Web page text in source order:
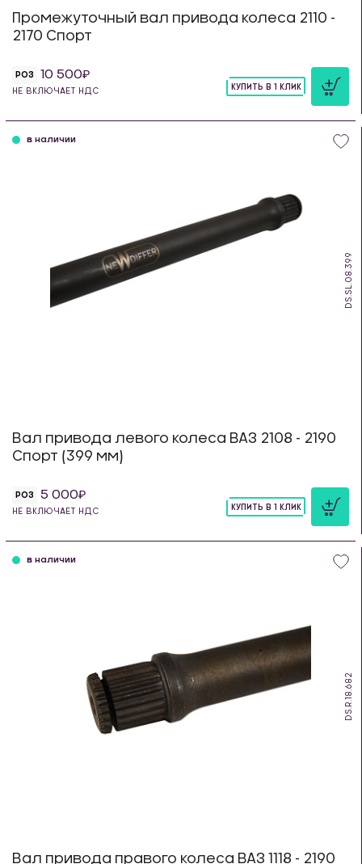
Промежуточный вал привода колеса 2110 -
2170 Спорт
РОЗ 10 500
НЕ ВКЛЮЧАЕТ НДС
КУПИТЬ В 1 КЛИК
DS.SL.08.399
в наличии
Вал привода левого колеса ВАЗ 2108 - 2190
Спорт (399 мм)
РОЗ 5 000
НЕ ВКЛЮЧАЕТ НДС
КУПИТЬ В 1 КЛИК
DS.R.18.682
в наличии
Вал привода правого колеса ВАЗ 1118 - 2190